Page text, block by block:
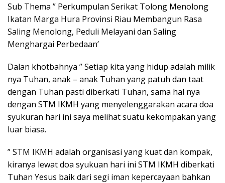
Sub Thema ” Perkumpulan Serikat Tolong Menolong
Ikatan Marga Hura Provinsi Riau Membangun Rasa
Saling Menolong, Peduli Melayani dan Saling
Menghargai Perbedaan’
Dalan khotbahnya ” Setiap kita yang hidup adalah milik
nya Tuhan, anak – anak Tuhan yang patuh dan taat
dengan Tuhan pasti diberkati Tuhan, sama hal nya
dengan STM IKMH yang menyelenggarakan acara doa
syukuran hari ini saya melihat suatu kekompakan yang
luar biasa.
” STM IKMH adalah organisasi yang kuat dan kompak,
kiranya lewat doa syukuan hari ini STM IKMH diberkati
Tuhan Yesus baik dari segi iman kepercayaan bahkan